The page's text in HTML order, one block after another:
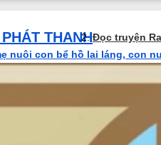
THANHĐọc truyện
nuôi con bể hồ lai láng, con